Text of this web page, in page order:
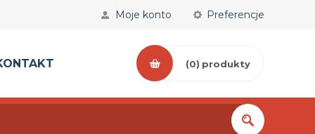
Preferencje
Moje konto
(0) produkty